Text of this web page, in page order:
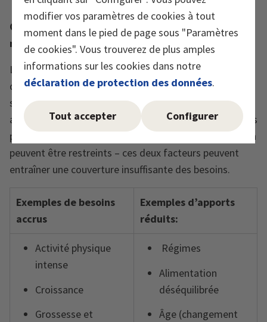
modifier vos paramètres de cookies à tout
moment dans le pied de page sous "Paramètres
de cookies". Vous trouverez de plus amples
informations sur les cookies dans notre
déclaration de protection des données.
Tout accepter Configurer
Quels facteurs influencent les besoins en
micronutriments?
Les besoins en micronutriments sont influencés par
différents facteurs, parmi lesquels l’âge, le poids, le
sexe, la phase de vie, le mode de vie ou les habitudes
alimentaires individuelles. Selon la situation, les besoins
peuvent être accrus et/ou les apports par l’alimentation
peuvent être restreints – ces deux facteurs peuvent
entraîner une couverture insuffisante des besoins.
Exemples de besoins
accrus
Exemples d’apports
réduits:
Activité physique
intense
Croissance
Grossesse et
Régimes
Alimentation
déséquilibrée
Âge (changement